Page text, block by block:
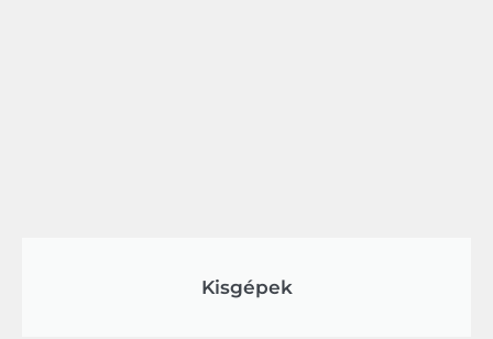
Kisgépek